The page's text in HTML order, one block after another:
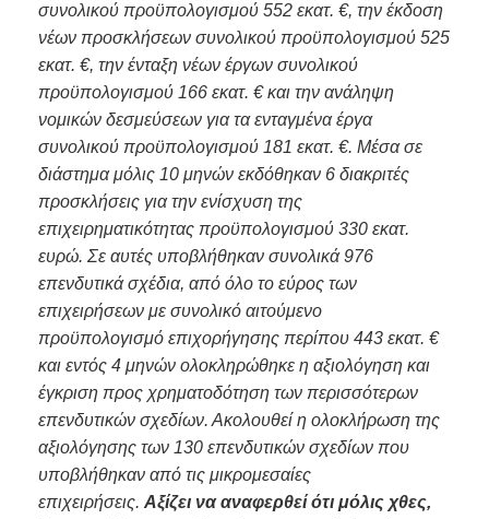
συνολικού προϋπολογισμού 552 εκατ. €, την έκδοση
νέων προσκλήσεων συνολικού προϋπολογισμού 525
εκατ. €, την ένταξη νέων έργων συνολικού
προϋπολογισμού 166 εκατ. € και την ανάληψη
νομικών δεσμεύσεων για τα ενταγμένα έργα
συνολικού προϋπολογισμού 181 εκατ. €. Μέσα σε
διάστημα μόλις 10 μηνών εκδόθηκαν 6 διακριτές
προσκλήσεις για την ενίσχυση της
επιχειρηματικότητας προϋπολογισμού 330 εκατ.
ευρώ. Σε αυτές υποβλήθηκαν συνολικά 976
επενδυτικά σχέδια, από όλο το εύρος των
επιχειρήσεων με συνολικό αιτούμενο
προϋπολογισμό επιχορήγησης περίπου 443 εκατ. €
και εντός 4 μηνών ολοκληρώθηκε η αξιολόγηση και
έγκριση προς χρηματοδότηση των περισσότερων
επενδυτικών σχεδίων. Ακολουθεί η ολοκλήρωση της
αξιολόγησης των 130 επενδυτικών σχεδίων που
υποβλήθηκαν από τις μικρομεσαίες
επιχειρήσεις. Αξίζει να αναφερθεί ότι μόλις χθες,